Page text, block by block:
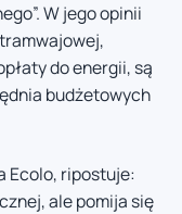
W jego opinii
do energii, są
budżetowych
Ecolo, ripostuje:
ale pomija się